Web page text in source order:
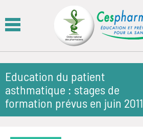
Education du patient
asthmatique : stages de
formation prévus en juin 2011